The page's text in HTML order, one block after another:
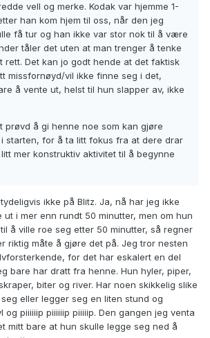
vell og merke. Kodak var hjemme 1-
han kom hjem til oss, når den jeg
få tur og han ikke var stor nok til å være
tåler det uten at man trenger å tenke
rett. Det kan jo godt hende at det faktisk
missfornøyd/vil ikke finne seg i det,
å vente ut, helst til hun slapper av, ikke
prøvd å gi henne noe som kan gjøre
starten, for å ta litt fokus fra at dere drar
mer konstruktiv aktivitet til å begynne
ikke på Blitz. Ja, nå har jeg ikke
i mer enn rundt 50 minutter, men om hun
å ville roe seg etter 50 minutter, så regner
riktig måte å gjøre det på. Jeg tror nesten
for det har eskalert en del
bare har dratt fra henne. Hun hyler, piper,
biter og river. Har noen skikkelig slike
eller legger seg en liten stund og
og piiiiiip piiiiiip piiiiip. Den gangen jeg venta
mitt bare at hun skulle legge seg ned å